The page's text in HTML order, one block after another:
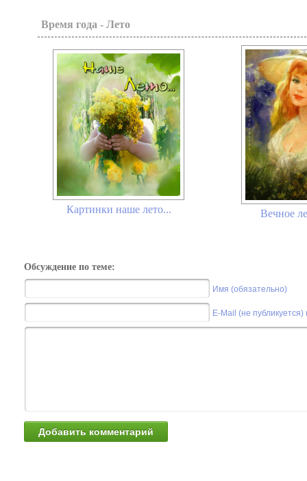
Время года - Лето
Картинки наше лето... Вечное
Обсуждение по теме:
Имя (обязательно)
E-Mail (не